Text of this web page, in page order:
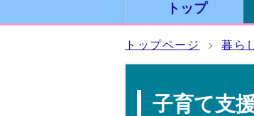
トップ
トップページ 暮ら
子育て支